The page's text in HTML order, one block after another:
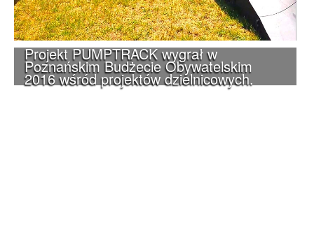
Projekt PUMPTRACK wygrał w
Poznańskim Budżecie Obywatelskim
2016 wśród projektów dzielnicowych.